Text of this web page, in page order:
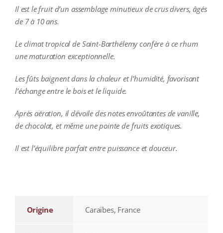
Il est le fruit d’un assemblage minutieux de crus divers, âgés
de 7 à 10 ans.
Le climat tropical de Saint-Barthélemy confère à ce rhum
une maturation exceptionnelle.
Les fûts baignent dans la chaleur et l’humidité, favorisant
l’échange entre le bois et le liquide.
Après aération, il dévoile des notes envoûtantes de vanille,
de chocolat, et même une pointe de fruits exotiques.
Il est l’équilibre parfait entre puissance et douceur.
Origine Caraïbes, France